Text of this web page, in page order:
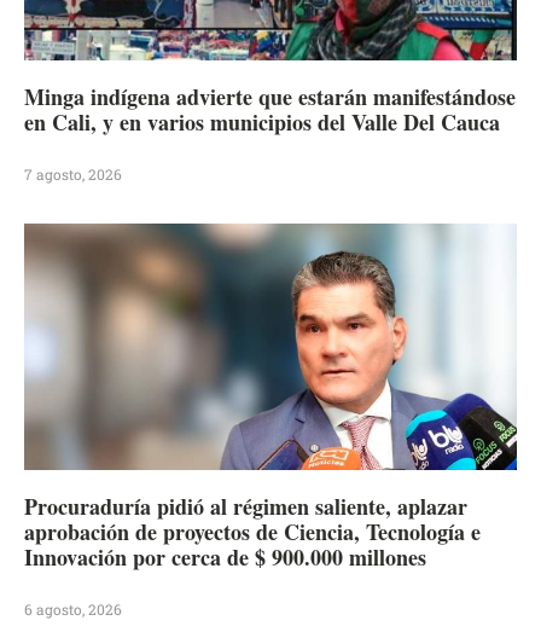
Minga indígena advierte que estarán manifestándose
en Cali, y en varios municipios del Valle Del Cauca
7 agosto, 2026
Procuraduría pidió al régimen saliente, aplazar
aprobación de proyectos de Ciencia, Tecnología e
Innovación por cerca de $ 900.000 millones
6 agosto, 2026